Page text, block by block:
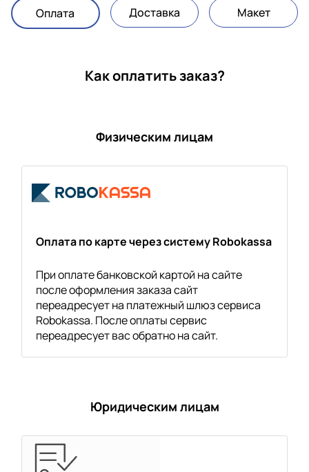
Оплата Доставка Макет
Как оплатить заказ?
Физическим лицам
Оплата по карте через систему Robokassa
При оплате банковской картой на сайте
после оформления заказа сайт
переадресует на платежный шлюз сервиса
Robokassa. После оплаты сервис
переадресует вас обратно на сайт.
Юридическим лицам